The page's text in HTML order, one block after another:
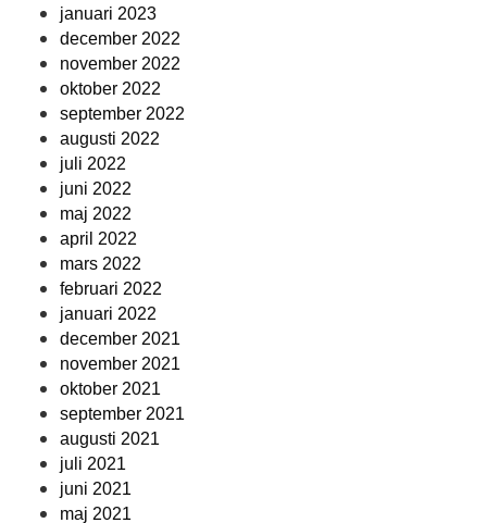
januari 2023
december 2022
november 2022
oktober 2022
september 2022
augusti 2022
juli 2022
juni 2022
maj 2022
april 2022
mars 2022
februari 2022
januari 2022
december 2021
november 2021
oktober 2021
september 2021
augusti 2021
juli 2021
juni 2021
maj 2021